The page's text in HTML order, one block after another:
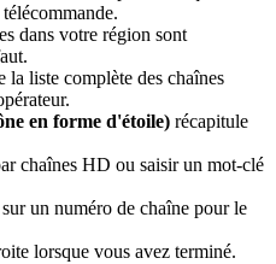
dans votre région sont
la liste complète des chaînes
en forme d'étoile) récapitule
chaînes HD ou saisir un mot-clé
un numéro de chaîne pour le
lorsque vous avez terminé.